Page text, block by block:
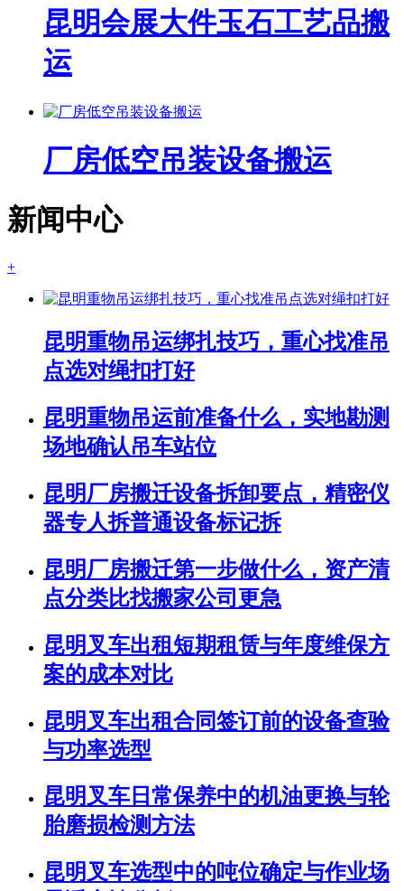
昆明会展大件玉石工艺品搬
运
厂房低空吊装设备搬运
新闻中心
+
昆明重物吊运绑扎技巧，重心找准吊
点选对绳扣打好
昆明重物吊运前准备什么，实地勘测
场地确认吊车站位
昆明厂房搬迁设备拆卸要点，精密仪
器专人拆普通设备标记拆
昆明厂房搬迁第一步做什么，资产清
点分类比找搬家公司更急
昆明叉车出租短期租赁与年度维保方
案的成本对比
昆明叉车出租合同签订前的设备查验
与功率选型
昆明叉车日常保养中的机油更换与轮
胎磨损检测方法
昆明叉车选型中的吨位确定与作业场